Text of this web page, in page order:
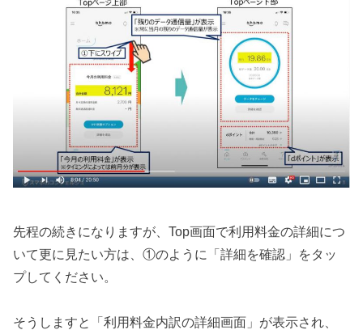
先程の続きになりますが、Top画面で利用料金の詳細につ
いて更に見たい方は、①のように「詳細を確認」をタッ
プしてください。
そうしますと「利用料金内訳の詳細画面」が表示され、